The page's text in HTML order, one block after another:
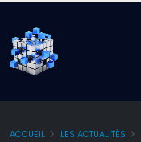
ACCUEIL LES ACTUALITÉS